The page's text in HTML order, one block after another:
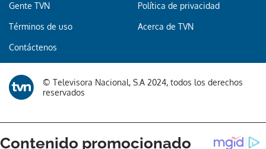
Gente TVN Política de privacidad
Términos de uso Acerca de TVN
Contáctenos
© Televisora Nacional, S.A 2024, todos los derechos
reservados